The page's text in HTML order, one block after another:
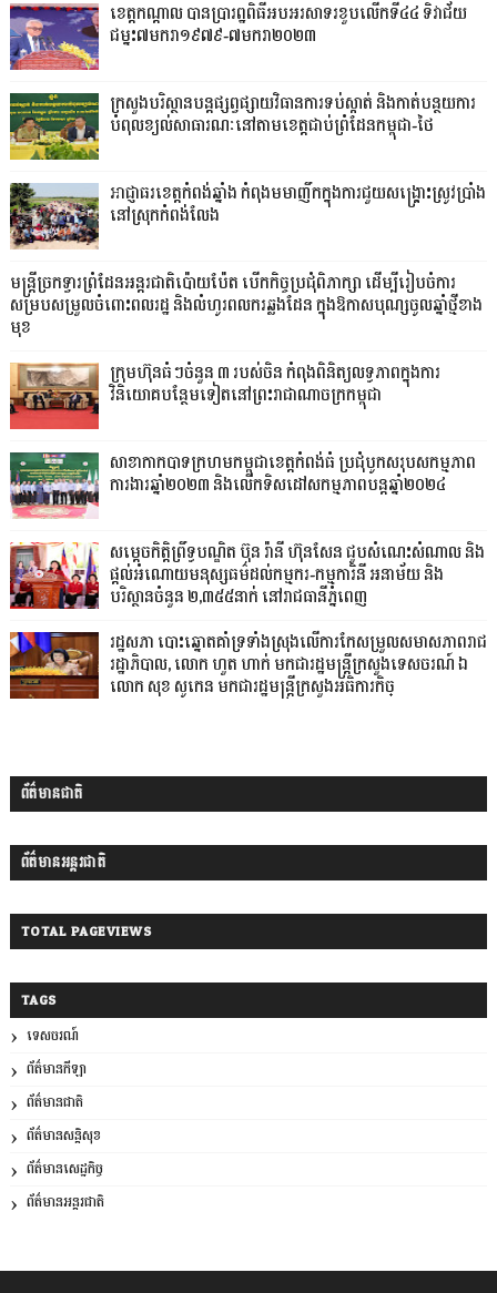
ខេត្តកណ្តាល បានប្រារព្ឋពិធីអបអរសាទរខួបលើកទី៤៤ ទិវាជ័យ
ជម្នះ៧មករា១៩៧៩-៧មករា២០២៣
ក្រសួងបរិស្ថានបន្តផ្សព្វផ្សាយវិធានការទប់ស្កាត់ និងកាត់បន្ថយការ
បំពុលខ្យល់សាធារណៈនៅតាមខេត្តជាប់ព្រំដែនកម្ពុជា-ថៃ
អាជ្ញាធរខេត្តកំពង់ឆ្នាំង កំពុងមមាញឹកក្នុងការជួយសង្គ្រោះស្រូវប្រាំង
នៅស្រុកកំពង់លែង
មន្រ្តីច្រកទ្វារព្រំដែនអន្តរជាតិប៉ោយប៉ែត បើកកិច្ចប្រជុំពិភាក្សា ដើម្បីរៀបចំការ
សម្របសម្រួលចំពោះពលរដ្ឋ និងលំហូរពលករឆ្លងដែន ក្នុងឱកាសបុណ្សចូលឆ្នាំថ្មីខាង
មុខ
ក្រុមហ៊ុនធំៗចំនួន ៣ របស់ចិន កំពុងពិនិត្យលទ្ធភាពក្នុងការ
វិនិយោគបន្ថែមទៀតនៅព្រះរាជាណាចក្រកម្ពុជា
សាខាកាកបាទក្រហមកម្ពុជាខេត្តកំពង់ធំ ប្រជុំបូកសរុបសកម្មភាព
ការងារឆ្នាំ២០២៣ និងលើកទិសដៅសកម្មភាពបន្តឆ្នាំ២០២៤
សម្តេចកិត្តិព្រឹទ្ធបណ្ឌិត ប៊ុន រ៉ានី ហ៊ុនសែន ជួបសំណេះសំណាល និង
ផ្តល់អំណោយមនុស្សធម៌ដល់កម្មករ-កម្មការិនី អនាម័យ និង
បរិស្ថានចំនួន ២,៣៥៥នាក់ នៅរាជធានីភ្នំពេញ
រដ្ឋសភា បោះឆ្នោតគាំទ្រទាំងស្រុងលើការកែសម្រួលសមាសភាពរាជ
រដ្ឋាភិបាល, លោក ហួត ហាក់ មកជារដ្ឋមន្ត្រីក្រសួងទេសចរណ៍ ឯ
លោក សុខ សូកេន មកជារដ្ឋមន្រ្តីក្រសួងអធិការកិច្
ព័ត៌មានជាតិ
ព័ត៌មានអន្តរជាតិ
TOTAL PAGEVIEWS
TAGS
ទេសចរណ៍
ព័ត៌មានកីឡា
ព័ត៌មានជាតិ
ព័ត៌មានសន្តិសុខ
ព័ត៌មានសេដ្ឋកិច្ច
ព័ត៌មានអន្តរជាតិ